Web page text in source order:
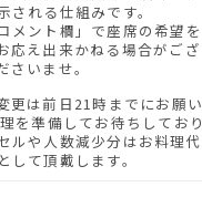
される仕組みです。
メント欄」で座席の希望を
応え出来かねる場合がござ
いませ。
を準備してお待ちしており
ルや人数減少分はお料理代
て頂戴します。